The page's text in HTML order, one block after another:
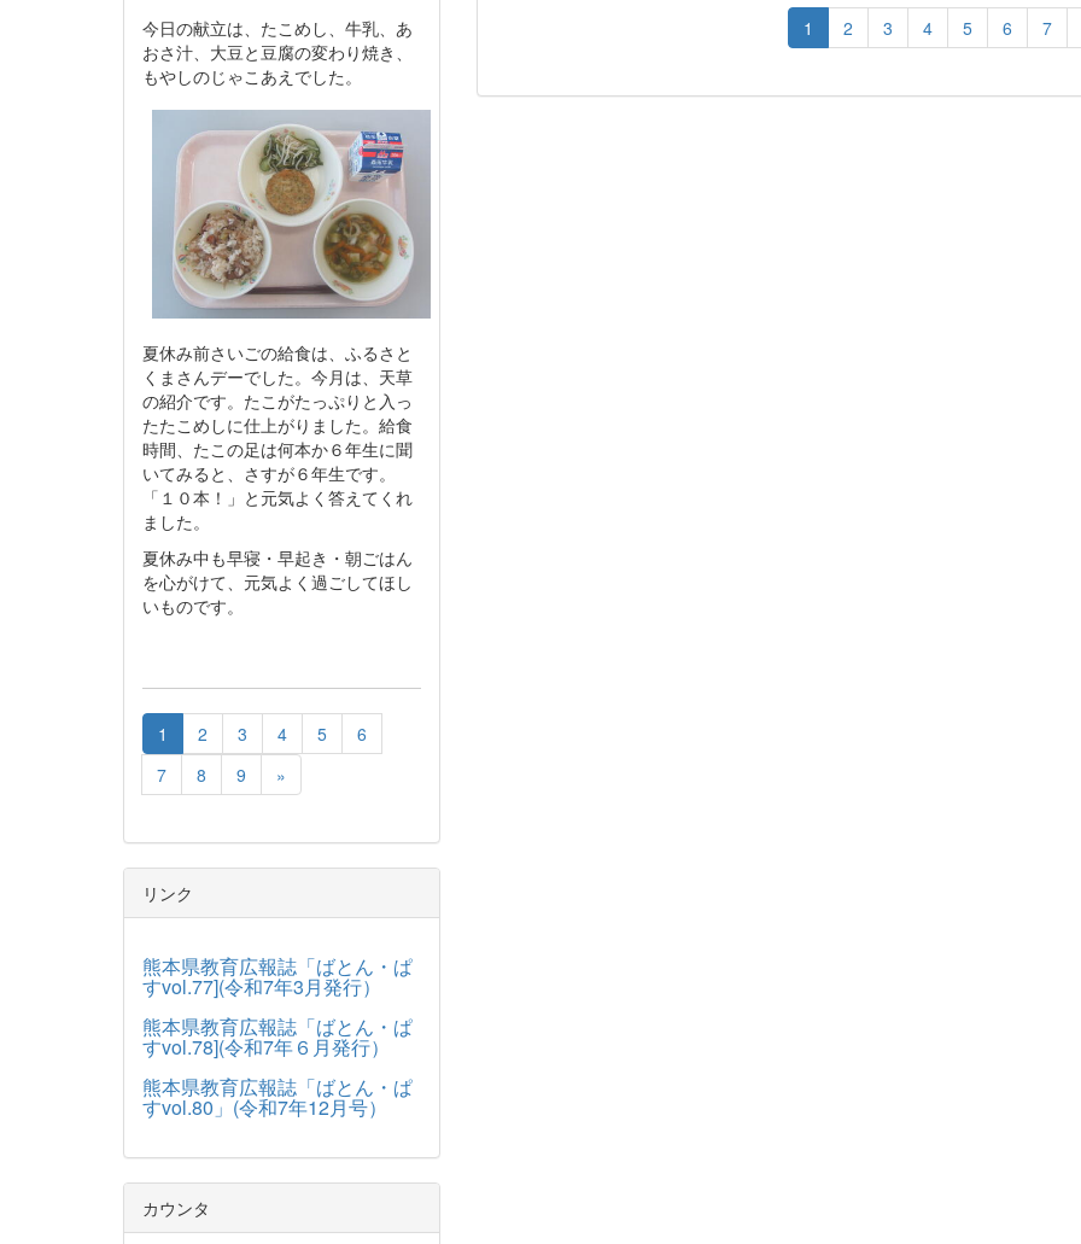
1 2 3 4 5 6 7
今日の献立は、たこめし、牛乳、あ
おさ汁、大豆と豆腐の変わり焼き、
もやしのじゃこあえでした。
夏休み前さいごの給食は、ふるさと
くまさんデーでした。今月は、天草
の紹介です。たこがたっぷりと入っ
たたこめしに仕上がりました。給食
時間、たこの足は何本か６年生に聞
いてみると、さすが６年生です。
「１０本！」と元気よく答えてくれ
ました。
夏休み中も早寝・早起き・朝ごはん
を心がけて、元気よく過ごしてほし
いものです。
1 2 3 4 5
6
7
8 9 »
リンク
熊本県教育広報誌「ばとん・ぱ
すvol.77](令和7年3月発行）
熊本県教育広報誌「ばとん・ぱ
すvol.78](令和7年６月発行）
熊本県教育広報誌「ばとん・ぱ
すvol.80」(令和7年12月号）
カウンタ